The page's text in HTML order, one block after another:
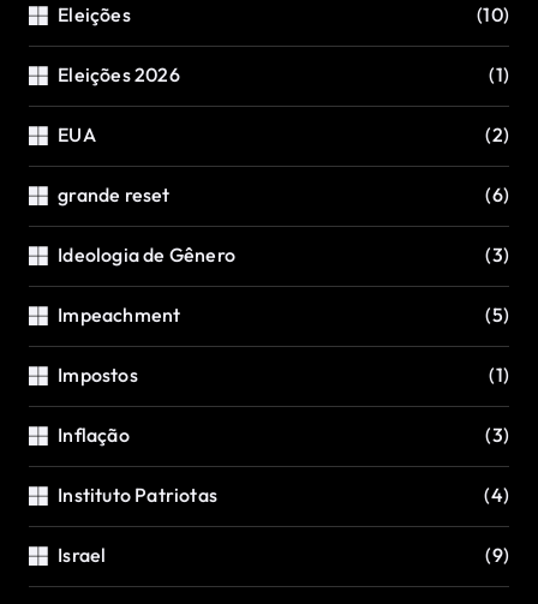
Eleições (10)
Eleições 2026 (1)
EUA (2)
grande reset (6)
Ideologia de Gênero (3)
Impeachment (5)
Impostos (1)
Inflação (3)
Instituto Patriotas (4)
Israel (9)